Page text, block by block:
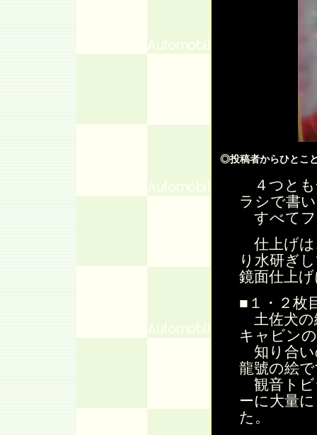
◎投稿者からひとこ
４つとも
ラシで書
すべてフ
仕上げは
り水研ぎ
鏡面仕上
■１・２枚
土佐犬の
キャビン
知り合い
龍號の絵
観音トビ
ーに大量
た。